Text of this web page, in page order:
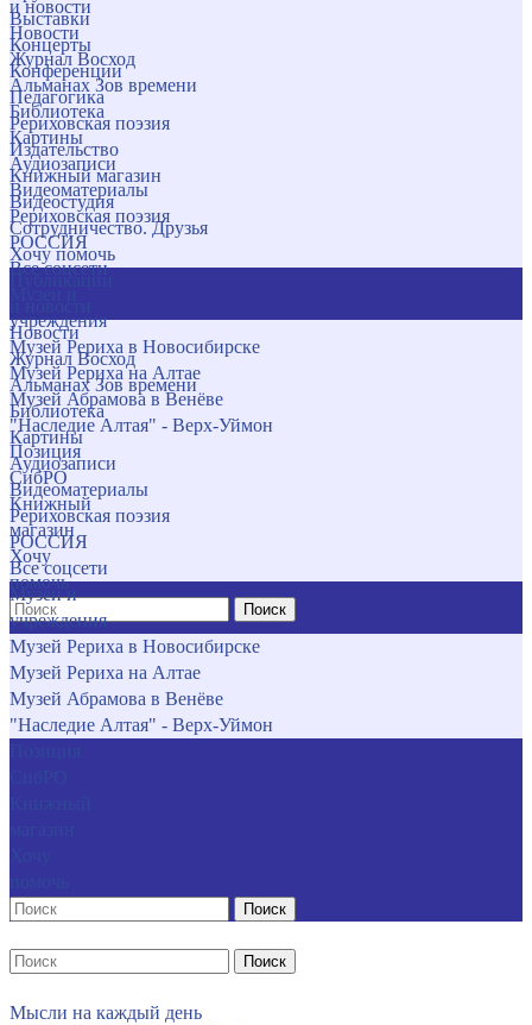
и новости
Новости
Журнал Восход
Альманах Зов времени
Библиотека
Картины
Аудиозаписи
Видеоматериалы
Рериховская поэзия
РОССИЯ
Все соцсети
учреждения
Музей Рериха в Новосибирске
Музей Рериха на Алтае
Музей Абрамова в Венёве
"Наследие Алтая" - Верх-Уймон
Позиция
СибРО
Книжный
магазин
Хочу
помочь
Поиск
Выставки
Концерты
Конференции
Педагогика
Рериховская поэзия
Издательство
Книжный магазин
Видеостудия
Сотрудничество. Друзья
Хочу помочь
Новости
Журнал Восход
Альманах Зов времени
Библиотека
Картины
Аудиозаписи
Видеоматериалы
Рериховская поэзия
РОССИЯ
Все соцсети
Музеи и
учреждения
Музей Рериха в Новосибирске
Музей Рериха на Алтае
Музей Абрамова в Венёве
"Наследие Алтая" - Верх-Уймон
Поиск
Поиск
Мысли на каждый день